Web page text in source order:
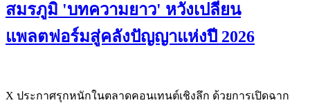
สมรภูมิ 'บทความยาว' หวังเปลี่ยน
แพลตฟอร์มสู่คลังปัญญาแห่งปี 2026
X ประกาศรุกหนักในตลาดคอนเทนต์เชิงลึก ด้วยการเปิดฉาก